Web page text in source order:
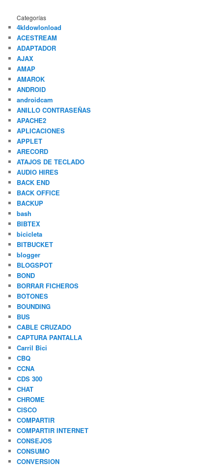
Categorías
4kldowlonload
ACESTREAM
ADAPTADOR
AJAX
AMAP
AMAROK
ANDROID
androidcam
ANILLO CONTRASEÑAS
APACHE2
APLICACIONES
APPLET
ARECORD
ATAJOS DE TECLADO
AUDIO HIRES
BACK END
BACK OFFICE
BACKUP
bash
BIBTEX
bicicleta
BITBUCKET
blogger
BLOGSPOT
BOND
BORRAR FICHEROS
BOTONES
BOUNDING
BUS
CABLE CRUZADO
CAPTURA PANTALLA
Carril Bici
CBQ
CCNA
CDS 300
CHAT
CHROME
CISCO
COMPARTIR
COMPARTIR INTERNET
CONSEJOS
CONSUMO
CONVERSION